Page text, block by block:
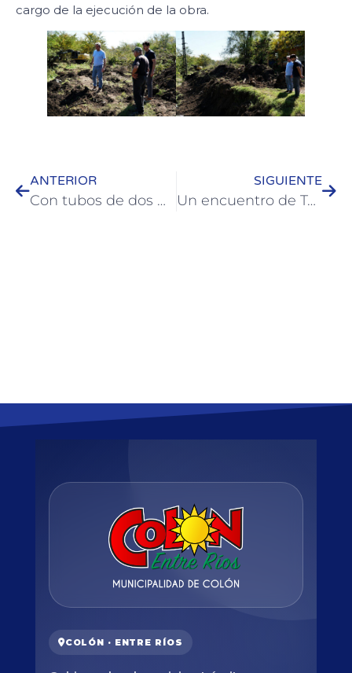
cargo de la ejecución de la obra.
ANTERIOR
Con tubos de dos metros de diámetro se realiza el entubamiento de la cuenca Vieytes
SIGUIENTE
Un encuentro de Tejo reunió a cientos de participantes en Colón
COLÓN · ENTRE RÍOS